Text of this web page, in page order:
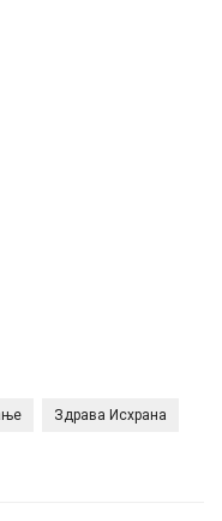
Здрава Исхрана